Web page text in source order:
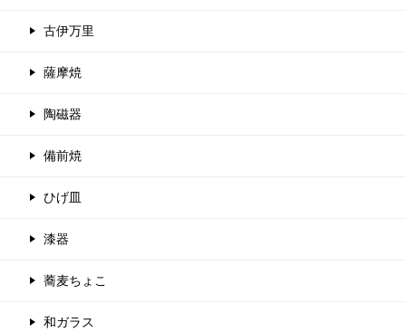
古伊万里
薩摩焼
陶磁器
備前焼
ひげ皿
漆器
蕎麦ちょこ
和ガラス